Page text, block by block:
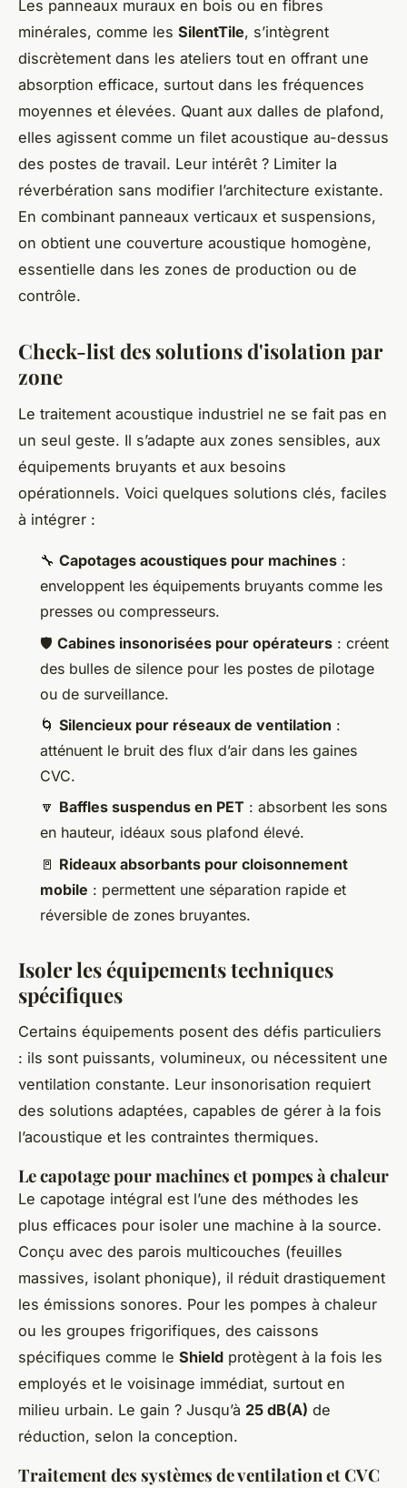
Les panneaux muraux en bois ou en fibres
minérales, comme les SilentTile, s’intègrent
discrètement dans les ateliers tout en offrant une
absorption efficace, surtout dans les fréquences
moyennes et élevées. Quant aux dalles de plafond,
elles agissent comme un filet acoustique au-dessus
des postes de travail. Leur intérêt ? Limiter la
réverbération sans modifier l’architecture existante.
En combinant panneaux verticaux et suspensions,
on obtient une couverture acoustique homogène,
essentielle dans les zones de production ou de
contrôle.
Check-list des solutions d'isolation par
zone
Le traitement acoustique industriel ne se fait pas en
un seul geste. Il s’adapte aux zones sensibles, aux
équipements bruyants et aux besoins
opérationnels. Voici quelques solutions clés, faciles
à intégrer :
🔧 Capotages acoustiques pour machines :
enveloppent les équipements bruyants comme les
presses ou compresseurs.
🛡️ Cabines insonorisées pour opérateurs : créent
des bulles de silence pour les postes de pilotage
ou de surveillance.
🌀 Silencieux pour réseaux de ventilation :
atténuent le bruit des flux d’air dans les gaines
CVC.
🔽 Baffles suspendus en PET : absorbent les sons
en hauteur, idéaux sous plafond élevé.
🚪 Rideaux absorbants pour cloisonnement
mobile : permettent une séparation rapide et
réversible de zones bruyantes.
Isoler les équipements techniques
spécifiques
Certains équipements posent des défis particuliers
: ils sont puissants, volumineux, ou nécessitent une
ventilation constante. Leur insonorisation requiert
des solutions adaptées, capables de gérer à la fois
l’acoustique et les contraintes thermiques.
Le capotage pour machines et pompes à chaleur
Le capotage intégral est l’une des méthodes les
plus efficaces pour isoler une machine à la source.
Conçu avec des parois multicouches (feuilles
massives, isolant phonique), il réduit drastiquement
les émissions sonores. Pour les pompes à chaleur
ou les groupes frigorifiques, des caissons
spécifiques comme le Shield protègent à la fois les
employés et le voisinage immédiat, surtout en
milieu urbain. Le gain ? Jusqu’à 25 dB(A) de
réduction, selon la conception.
Traitement des systèmes de ventilation et CVC